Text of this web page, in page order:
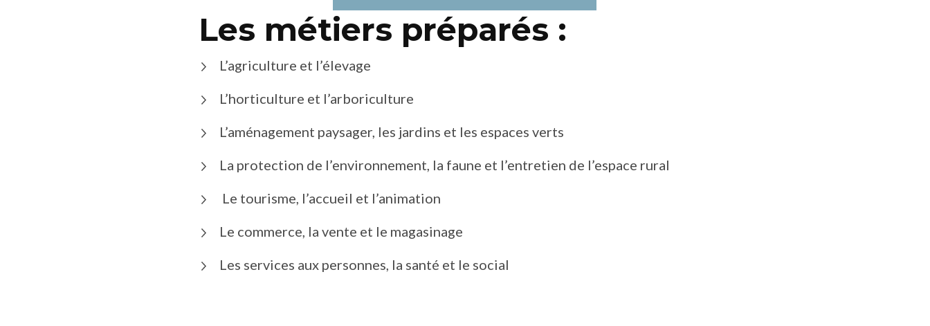
Les métiers préparés :
L’agriculture et l’élevage
L’horticulture et l’arboriculture
L’aménagement paysager, les jardins et les espaces verts
La protection de l’environnement, la faune et l’entretien de l’espace rural
Le tourisme, l’accueil et l’animation
Le commerce, la vente et le magasinage
Les services aux personnes, la santé et le social